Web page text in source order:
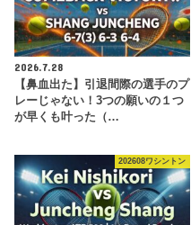
2026.7.28
【鼻血出た】引退間際の選手のプ
レーじゃない！3つの願いの１つ
が早くも叶った（…
202608ワシントン